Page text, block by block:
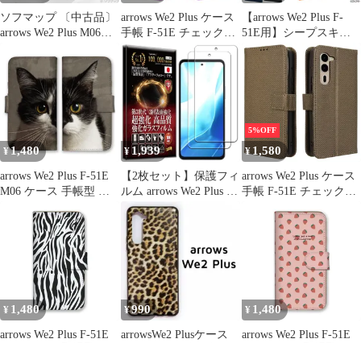
ソフマップ 〔中古品〕
arrows We2 Plus M06
M06 楽天 SIMフリー
【377】
arrows We2 Plus ケース
手帳 F-51E チェック柄
手帳 ケース 【Color】
パープル
【arrows We2 Plus F-
51E用】シープスキン
レザー手帳型ケース
（ウィーツー プラ
ス）：レッド
¥ 1,480
arrows We2 Plus F-51E
M06 ケース 手帳型 ア
ホケース 携帯ケース 黒
猫 トラネコ シャム猫
ネコ 子猫 ねこ 写真 可
愛い きれい 自然 カラ
¥1,939
【2枚セット】保護フィ
ルム arrows We2 Plus F-
51E 用 ガラスフィルム
液晶保護フィルム 強化
ガラス 高透過 高光沢
日本製 旭硝子 硬度10H
2.5Dラウンドエッジ 自
動吸着 気泡ゼロ 飛散防
止 指紋防止 撥水撥油
3D タッチ Fo
5%OFF
¥ 1,580
arrows We2 Plus ケース
手帳 F-51E チェック柄
ゴールド
¥ 1,480
arrows We2 Plus F-51E
¥990
arrowsWe2 Plusケース
¥ 1,480
arrows We2 Plus F-51E